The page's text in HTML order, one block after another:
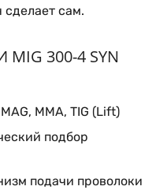
сделает сам.
300-4 SYN
MMA, TIG (Lift)
подбор
подачи проволоки